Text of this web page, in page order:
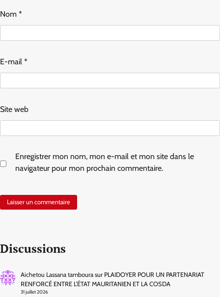
Nom *
E-mail *
Site web
Enregistrer mon nom, mon e-mail et mon site dans le
navigateur pour mon prochain commentaire.
Discussions
Aichetou Lassana tambourasur PLAIDOYER POUR UN PARTENARIAT
RENFORCÉ ENTRE L’ÉTAT MAURITANIEN ET LA COSDA
31 juillet 2026